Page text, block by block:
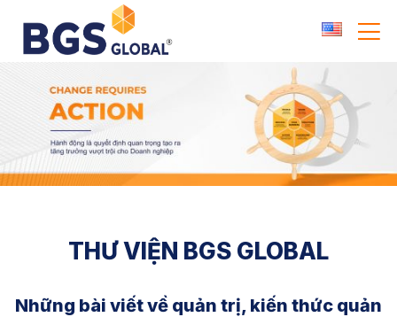
content
THƯ VIỆN BGS GLOBAL
Những bài viết về quản trị, kiến thức quản